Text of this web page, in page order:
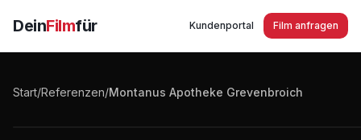
DeinFilmfür Kundenportal Film anfragen
Start/Referenzen/Montanus Apotheke Grevenbroich
Apotheke